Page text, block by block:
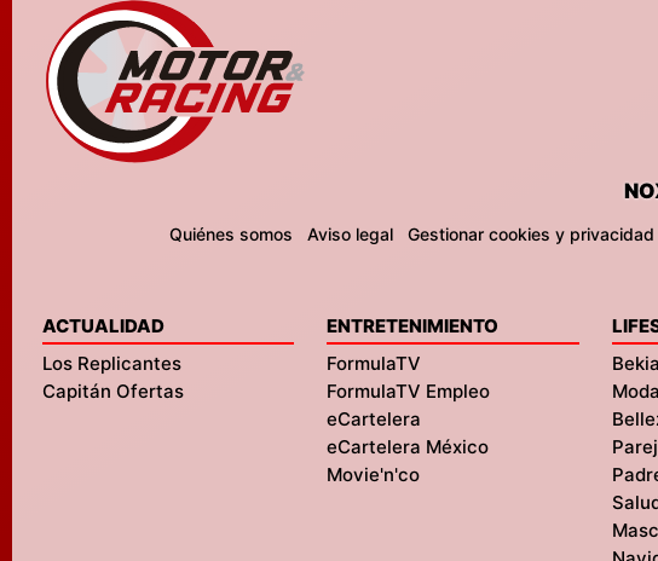
Quiénes somos Aviso legal Gestionar cookies y privacidad
ACTUALIDAD
Los Replicantes
Capitán Ofertas
ENTRETENIMIENTO
FormulaTV
FormulaTV Empleo
eCartelera
eCartelera México
Movie'n'co
Bekia
Moda